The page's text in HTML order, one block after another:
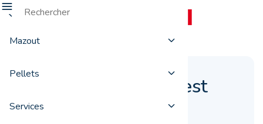
Mazout
Pellets
Services
Oups ! Une erreur est
survenue.